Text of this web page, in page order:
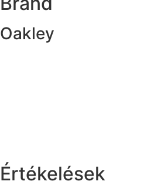
Oakley
Értékelések